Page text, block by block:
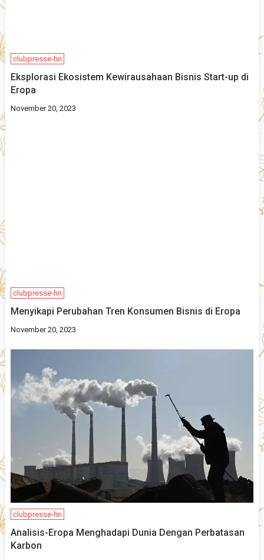
clubpresse-hn
Eksplorasi Ekosistem Kewirausahaan Bisnis Start-up di
Eropa
November 20, 2023
clubpresse-hn
Menyikapi Perubahan Tren Konsumen Bisnis di Eropa
November 20, 2023
clubpresse-hn
Analisis-Eropa Menghadapi Dunia Dengan Perbatasan
Karbon